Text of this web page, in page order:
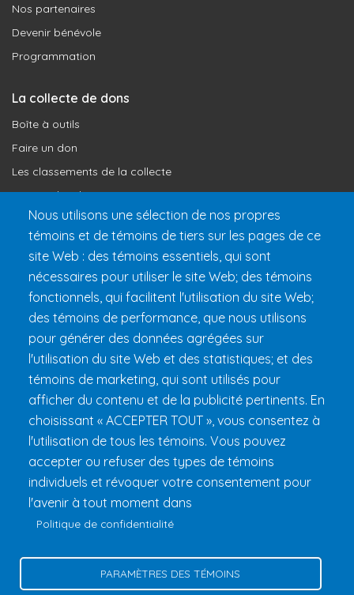
Nos partenaires
Devenir bénévole
Programmation
La collecte de dons
Boîte à outils
Faire un don
Les classements de la collecte
Où vont les dons
Le programme de reconnaissance
Préparer son 24h
Informations pratiques
FAQ et règlements
Fondation 24h Tremblant 1000 chemin des Voyageurs, Mont-
Tremblant (Québec) Canada J8E 1T1
7484
Politique de confidentialité
Gérer les témoins
Nous utilisons une sélection de nos propres
témoins et de témoins de tiers sur les pages de ce
site Web : des témoins essentiels, qui sont
nécessaires pour utiliser le site Web; des témoins
fonctionnels, qui facilitent l'utilisation du site Web;
des témoins de performance, que nous utilisons
pour générer des données agrégées sur
l'utilisation du site Web et des statistiques; et des
témoins de marketing, qui sont utilisés pour
afficher du contenu et de la publicité pertinents. En
choisissant « ACCEPTER TOUT », vous consentez à
l'utilisation de tous les témoins. Vous pouvez
accepter ou refuser des types de témoins
individuels et révoquer votre consentement pour
l'avenir à tout moment dans
Politique de confidentialité
PARAMÈTRES DES TÉMOINS